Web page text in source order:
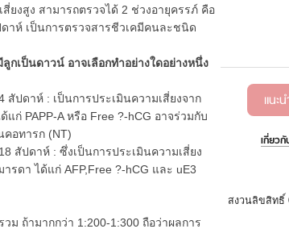
ยงสูง สามารถตรวจได้ 2 ช่วงอายุครรภ์ คือ
าห์ เป็นการตรวจสารชีวเคมีคนละชนิด
กเป็นดาวน์ อาจเลือกทำอย่างใดอย่างหนึ่ง
ดาห์ : เป็นการประเมินความเสี่ยงจาก
ก่ PAPP-A หรือ Free ?-hCG อาจร่วมกับ
อทารก (NT)
ปดาห์ : ซึ่งเป็นการประเมินความเสี่ยง
ดา ได้แก่ AFP,Free ?-hCG และ uE3
ถ้ามากกว่า 1:200-1:300 ถือว่าผลการ
แนะ
เกี่ยวกั
สงวนลิขสิทธิ์